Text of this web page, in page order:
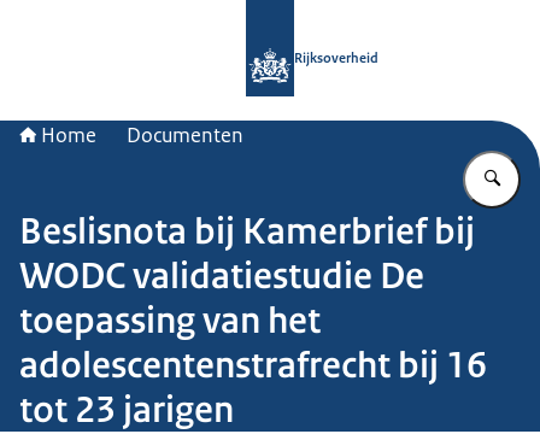
Rijksoverheid
Home Documenten
Beslisnota bij Kamerbrief bij
WODC validatiestudie De
toepassing van het
adolescentenstrafrecht bij 16
tot 23 jarigen